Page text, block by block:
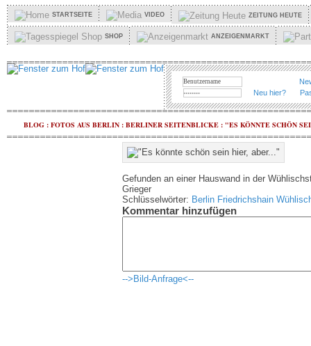
STARTSEITE VIDEO ZEITUNG HEUTE
SHOP ANZEIGENMARKT
Neu hier?
BLOG : FOTOS AUS BERLIN : BERLINER SEITENBLICKE : "ES KÖNNTE SCHÖN
Gefunden an einer Hauswand in der
Grieger
Schlüsselwörter: Berlin Friedrichshain
Kommentar hinzufügen
-->Bild-Anfrage<--